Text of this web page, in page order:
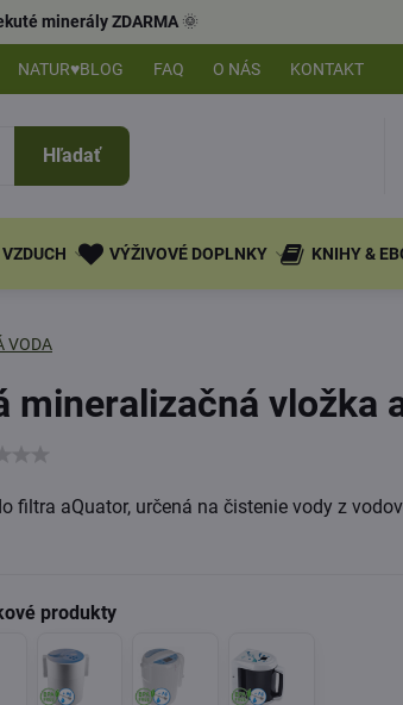
minerály ZDARMA🌞
NATUR♥BLOG FAQ O NÁS KONTAKT
Hľadať
VÝŽIVOVÉ DOPLNKY KNIHY &
VODA
mineralizačná vložka
filtra aQuator, určená na čistenie vody z